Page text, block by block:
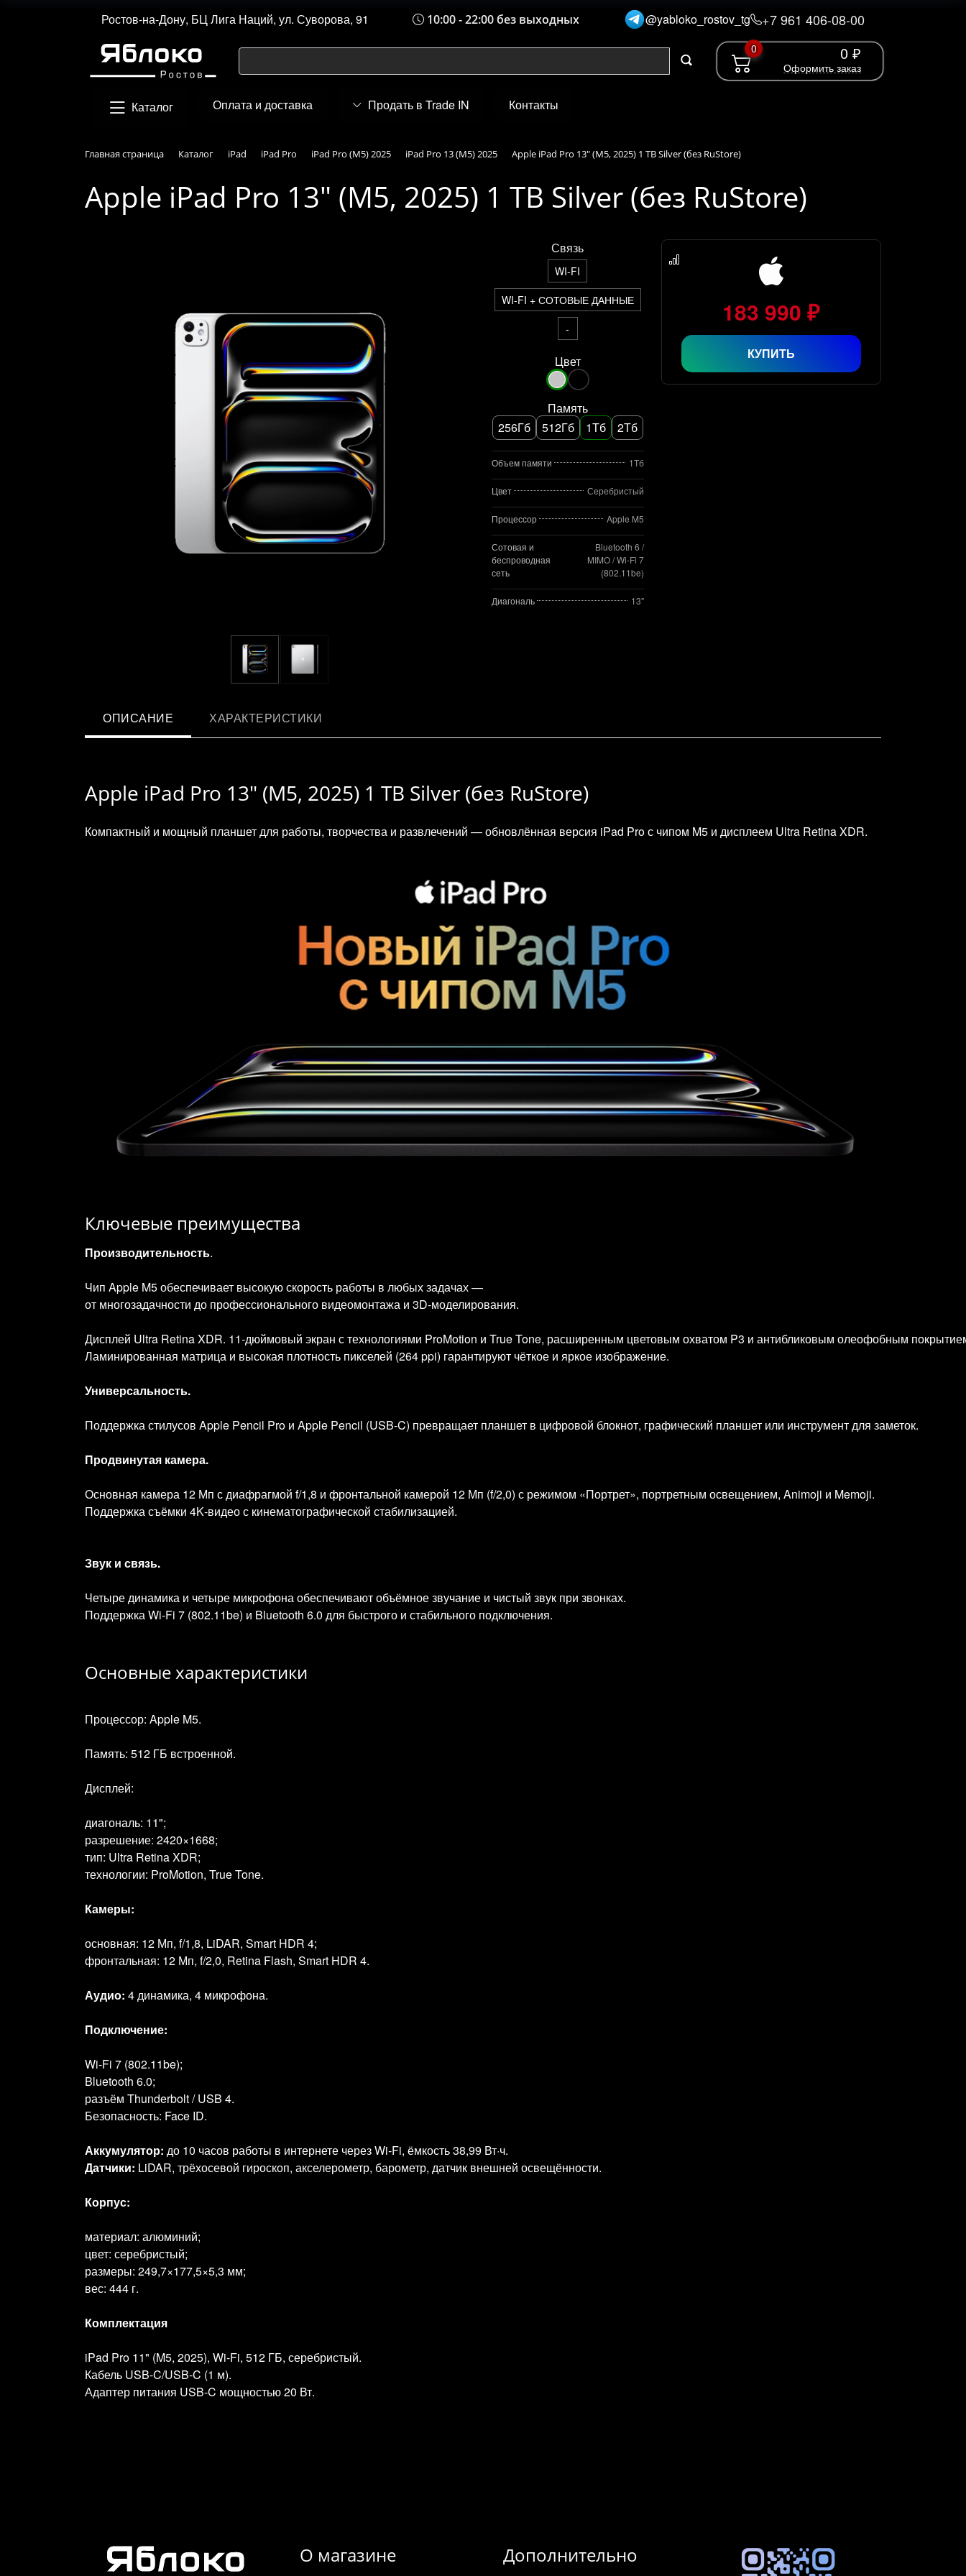
Ростов-на-Дону, БЦ Лига Наций, ул. Суворова, 91 10:00 - 22:00 без выходных @yabloko_rostov_tg +7 961 406-08-00
0 0 ₽
Оформить заказ
Каталог Оплата и доставка Продать в Trade IN Контакты
Главная страница Каталог iPad iPad Pro iPad Pro (M5) 2025 iPad Pro 13 (M5) 2025 Apple iPad Pro 13" (M5, 2025) 1 TB Silver (без RuStore)
Apple iPad Pro 13" (M5, 2025) 1 TB Silver (без RuStore)
Связь
WI-FI
WI-FI + СОТОВЫЕ ДАННЫЕ
-
Цвет
Память
256Гб
512Гб 1Тб 2Тб
Объем памяти 1Тб
Цвет Серебристый
Процессор Apple M5
Сотовая и
беспроводная
сеть
Bluetooth 6 /
MIMO / Wi‑Fi 7
(802.11be)
Диагональ 13"
183 990 ₽
КУПИТЬ
ОПИСАНИЕ ХАРАКТЕРИСТИКИ
Apple iPad Pro 13" (M5, 2025) 1 TB Silver (без RuStore)
Компактный и мощный планшет для работы, творчества и развлечений — обновлённая версия iPad Pro с чипом M5 и дисплеем Ultra Retina XDR.
Ключевые преимущества
Производительность.
Чип Apple M5 обеспечивает высокую скорость работы в любых задачах —
от многозадачности до профессионального видеомонтажа и 3D‑моделирования.
Дисплей Ultra Retina XDR. 11‑дюймовый экран с технологиями ProMotion и True Tone, расширенным цветовым охватом P3 и антибликовым олеофобным
Ламинированная матрица и высокая плотность пикселей (264 ppi) гарантируют чёткое и яркое изображение.
Универсальность.
Поддержка стилусов Apple Pencil Pro и Apple Pencil (USB‑C) превращает планшет в цифровой блокнот, графический планшет или инструмент для заметок.
Продвинутая камера.
Основная камера 12 Мп с диафрагмой f/1,8 и фронтальной камерой 12 Мп (f/2,0) с режимом «Портрет», портретным освещением, Animoji и Memoji.
Поддержка съёмки 4K‑видео с кинематографической стабилизацией.
Звук и связь.
Четыре динамика и четыре микрофона обеспечивают объёмное звучание и чистый звук при звонках.
Поддержка Wi‑Fi 7 (802.11be) и Bluetooth 6.0 для быстрого и стабильного подключения.
Основные характеристики
Процессор: Apple M5.
Память: 512 ГБ встроенной.
Дисплей:
диагональ: 11";
разрешение: 2420×1668;
тип: Ultra Retina XDR;
технологии: ProMotion, True Tone.
Камеры:
основная: 12 Мп, f/1,8, LiDAR, Smart HDR 4;
фронтальная: 12 Мп, f/2,0, Retina Flash, Smart HDR 4.
Аудио: 4 динамика, 4 микрофона.
Подключение:
Wi‑Fi 7 (802.11be);
Bluetooth 6.0;
разъём Thunderbolt / USB 4.
Безопасность: Face ID.
Аккумулятор: до 10 часов работы в интернете через Wi‑Fi, ёмкость 38,99 Вт·ч.
Датчики: LiDAR, трёхосевой гироскоп, акселерометр, барометр, датчик внешней освещённости.
Корпус:
материал: алюминий;
цвет: серебристый;
размеры: 249,7×177,5×5,3 мм;
вес: 444 г.
Комплектация
iPad Pro 11" (M5, 2025), Wi‑Fi, 512 ГБ, серебристый.
Кабель USB‑C/USB‑C (1 м).
Адаптер питания USB‑C мощностью 20 Вт.
О магазине Дополнительно